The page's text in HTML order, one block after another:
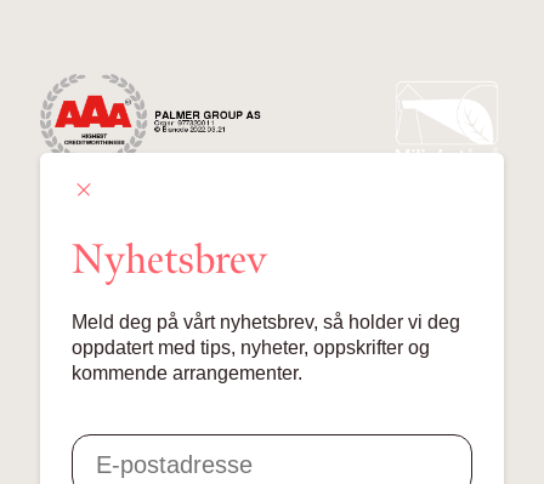
Lille Grensen 7, 0159 Oslo
Nyhetsbrev
Meld deg på vårt nyhetsbrev, så holder vi deg
oppdatert med tips, nyheter, oppskrifter og
kommende arrangementer.